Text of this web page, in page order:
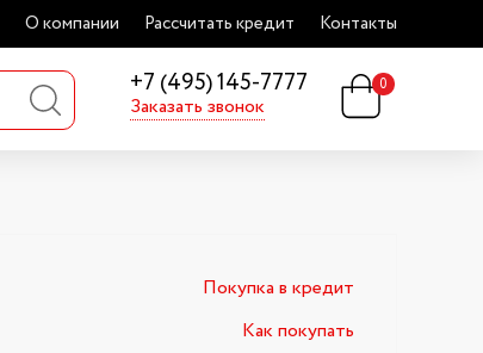
О компании Рассчитать кредит Контакты
+7 (495) 145-7777
Заказать звонок
0
Покупка в кредит
Как покупать